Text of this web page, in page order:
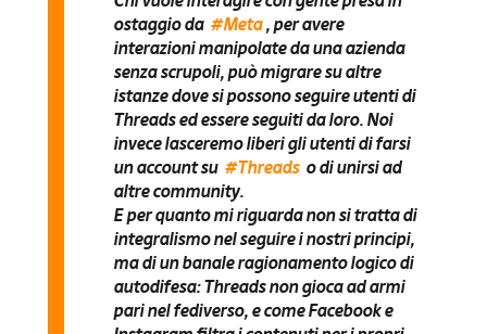
ostaggio da #Meta , per avere
interazioni manipolate da una azienda
senza scrupoli, può migrare su altre
istanzedove si possono seguire utenti di
Threads ed essere seguiti da loro. Noi
invece lasceremo liberi gli utenti di farsi
un account su #Threads o di unirsi ad
altre community.
E per quanto mi riguarda non si tratta di
integralismo nel seguire i nostri principi,
ma di un banaleragionamento logico di
autodifesa:Threads non gioca ad armi
parinel fediverso, e come Facebook e